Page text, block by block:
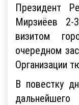
Президент
Мирзиёев 2-
визитом
очередном
Организации
В повестку